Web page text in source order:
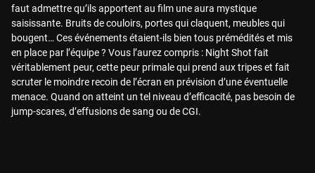
faut admettre qu’ils apportent au film une aura mystique
saisissante. Bruits de couloirs, portes qui claquent, meubles qui
bougent… Ces événements étaient-ils bien tous prémédités et mis
en place par l’équipe ? Vous l’aurez compris : Night Shot fait
véritablement peur, cette peur primale qui prend aux tripes et fait
scruter le moindre recoin de l’écran en prévision d’une éventuelle
menace. Quand on atteint un tel niveau d’efficacité, pas besoin de
jump-scares, d’effusions de sang ou de CGI.